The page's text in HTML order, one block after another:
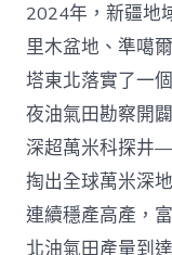
2024年，新疆地
里木盆地、準噶
塔東北落實了一
夜油氣田勘察開
深超萬米科探井
掏出全球萬米深
連續穩產高產，
北油氣田產量到